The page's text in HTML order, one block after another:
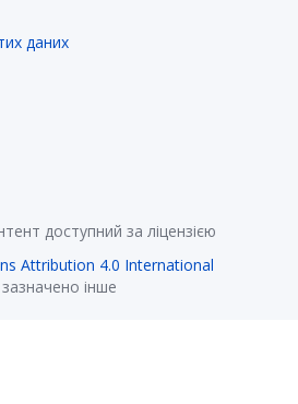
даних
доступний за ліцензією
Attribution 4.0 International
інше